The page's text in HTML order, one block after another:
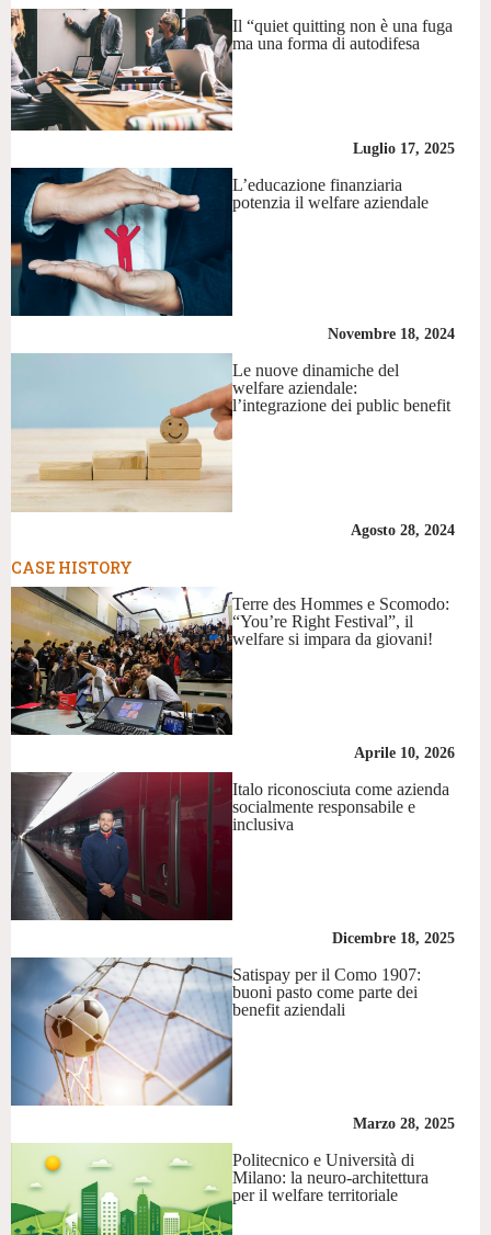
Il “quiet quitting non è una fuga
ma una forma di autodifesa
Luglio 17, 2025
L’educazione finanziaria
potenzia il welfare aziendale
Novembre 18, 2024
Le nuove dinamiche del
welfare aziendale:
l’integrazione dei public benefit
Agosto 28, 2024
CASE HISTORY
Terre des Hommes e Scomodo:
“You’re Right Festival”, il
welfare si impara da giovani!
Aprile 10, 2026
Italo riconosciuta come azienda
socialmente responsabile e
inclusiva
Dicembre 18, 2025
Satispay per il Como 1907:
buoni pasto come parte dei
benefit aziendali
Marzo 28, 2025
Politecnico e Università di
Milano: la neuro-architettura
per il welfare territoriale